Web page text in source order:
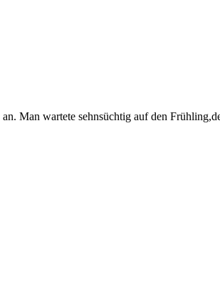
Man wartete sehnsüchtig auf den